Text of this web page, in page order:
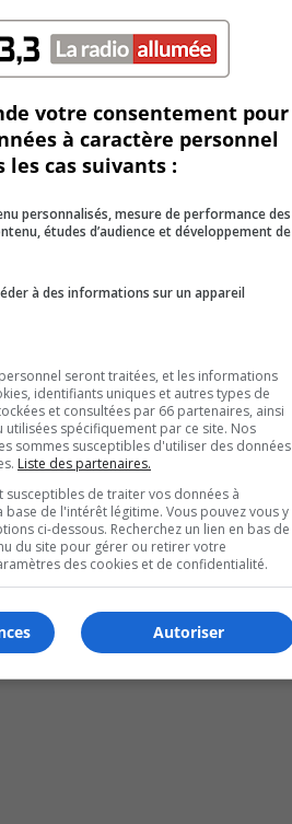
BAPE
votre consentement pour
à caractère personnel
les cas suivants :
personnalisés, mesure de performance des
études d’audience et développement de
à des informations sur un appareil
seront traitées, et les informations
identifiants uniques et autres types de
et consultées par 66 partenaires, ainsi
utilisées spécifiquement par ce site. Nos
sommes susceptibles d'utiliser des données
Liste des partenaires.
susceptibles de traiter vos données à
de l'intérêt légitime. Vous pouvez vous y
ci-dessous. Recherchez un lien en bas de
du site pour gérer ou retirer votre
des cookies et de confidentialité.
Autoriser